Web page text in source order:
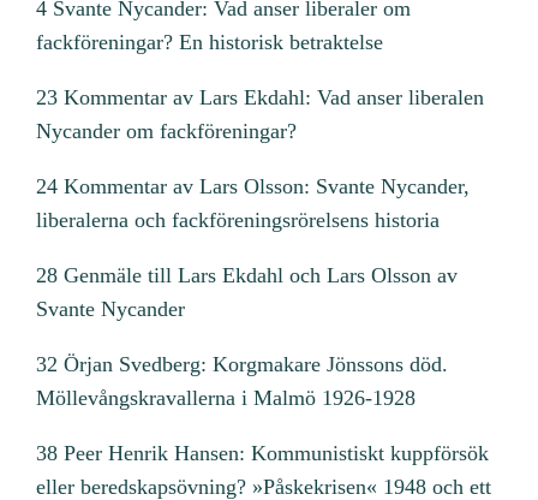
4 Svante Nycander: Vad anser liberaler om
fackföreningar? En historisk betraktelse
23 Kommentar av Lars Ekdahl: Vad anser liberalen
Nycander om fackföreningar?
24 Kommentar av Lars Olsson: Svante Nycander,
liberalerna och fackföreningsrörelsens historia
28 Genmäle till Lars Ekdahl och Lars Olsson av
Svante Nycander
32 Örjan Svedberg: Korgmakare Jönssons död.
Möllevångskravallerna i Malmö 1926-1928
38 Peer Henrik Hansen: Kommunistiskt kuppförsök
eller beredskapsövning? »Påskekrisen« 1948 och ett